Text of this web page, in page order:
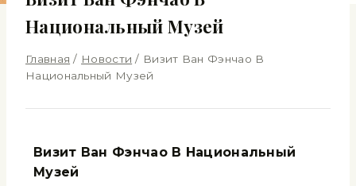
Национальный Музей
Главная / Новости / Визит Ван Фэнчао В
Национальный Музей
Визит Ван Фэнчао В Национальный
Музей